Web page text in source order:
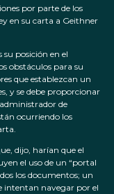
por parte de los
en su carta a Geithner
su posición en el
obstáculos para su
que establezcan un
y se debe proporcionar
administrador de
ocurriendo los
dijo, harían que el
el uso de un “portal
los documentos; un
intentan navegar por el